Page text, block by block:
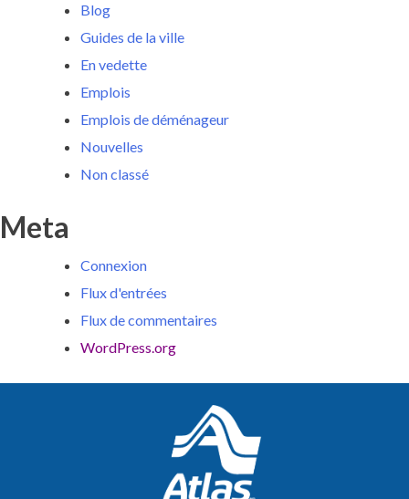
Blog
Guides de la ville
En vedette
Emplois
Emplois de déménageur
Nouvelles
Non classé
Meta
Connexion
Flux d'entrées
Flux de commentaires
WordPress.org